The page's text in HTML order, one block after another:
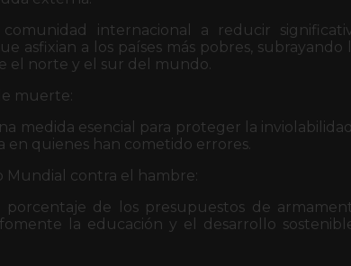
internacional a reducir
asfixian a los países más pobres,
el norte y el sur del mundo.
muerte:
medida esencial para proteger la
en quienes han cometido errores.
Mundial contra el hambre:
porcentaje de los presupuestos de
la educación y el desarrollo